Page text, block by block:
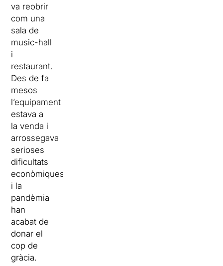
va reobrir
com una
sala de
music-hall
i
restaurant.
Des de fa
mesos
l’equipament
estava a
la venda i
arrossegava
serioses
dificultats
econòmiques
i la
pandèmia
han
acabat de
donar el
cop de
gràcia.